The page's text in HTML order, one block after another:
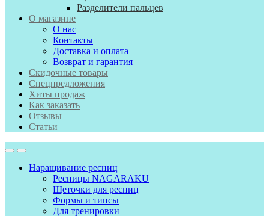
Разделители пальцев
О магазине
О нас
Контакты
Доставка и оплата
Возврат и гарантия
Скидочные товары
Спецпредложения
Хиты продаж
Как заказать
Отзывы
Статьи
Наращивание ресниц
Ресницы NAGARAKU
Щеточки для ресниц
Формы и типсы
Для тренировки